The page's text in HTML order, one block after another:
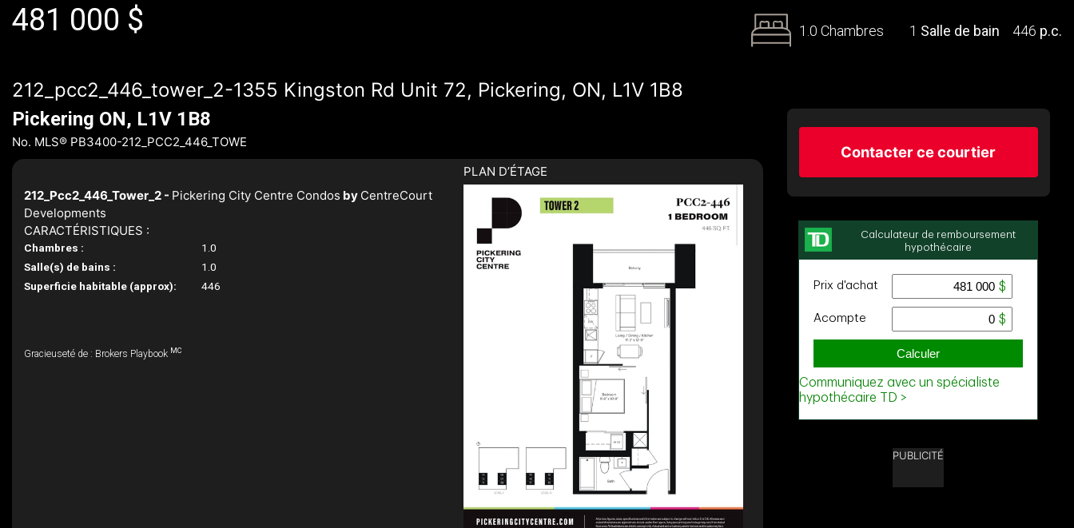
481 000 $ 1.0 Chambres 1 Salle de bain 446 p.c.
212_pcc2_446_tower_2-1355 Kingston Rd Unit 72, Pickering, ON, L1V 1B8
Pickering ON, L1V 1B8
No. MLS® PB3400-212_PCC2_446_TOWE
212_Pcc2_446_Tower_2 - Pickering City Centre Condos by CentreCourt
Developments
CARACTÉRISTIQUES :
Chambres :
1.0
Salle(s) de bains :
1.0
Superficie habitable (approx):
446
Gracieuseté de : Brokers Playbook MC
PLAN D’ÉTAGE
Contacter ce courtier
PUBLICITÉ